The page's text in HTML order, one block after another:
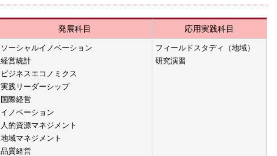
発展科目 応用実践科目
ソーシャルイノベーション
経営統計
ビジネスエコノミクス
実践リーダーシップ
国際経営
イノベーション
人的資源マネジメント
地域マネジメント
品質経営
フィールドスタディ（地域）
研究演習